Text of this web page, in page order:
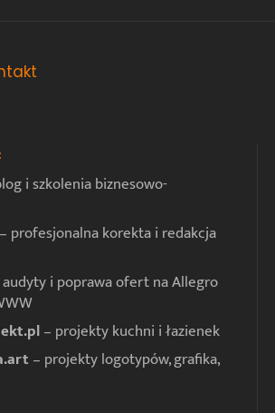
i szkolenia biznesowo-
profesjonalna korekta i redakcja
i poprawa ofert na Allegro
– projekty kuchni i łazienek
– projekty logotypów, grafika,